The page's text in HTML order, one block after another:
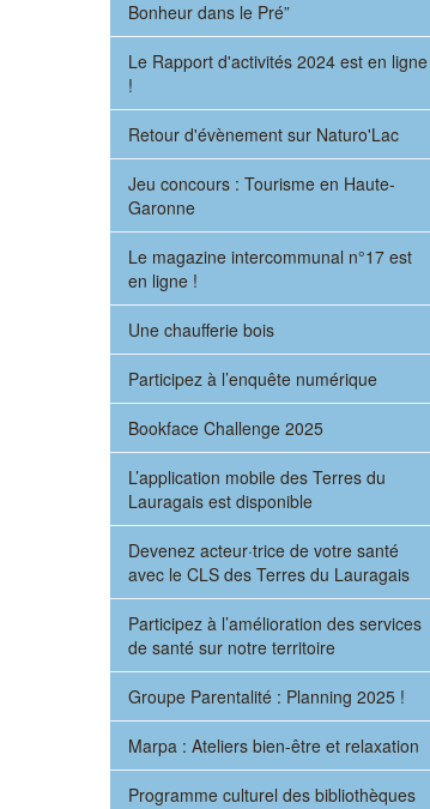
Bonheur dans le Pré”
Le Rapport d'activités 2024 est en ligne
!
Retour d'évènement sur Naturo'Lac
Jeu concours : Tourisme en Haute-
Garonne
Le magazine intercommunal n°17 est
en ligne !
Une chaufferie bois
Participez à l’enquête numérique
Bookface Challenge 2025
L’application mobile des Terres du
Lauragais est disponible
Devenez acteur·trice de votre santé
avec le CLS des Terres du Lauragais
Participez à l’amélioration des services
de santé sur notre territoire
Groupe Parentalité : Planning 2025 !
Marpa : Ateliers bien-être et relaxation
Programme culturel des bibliothèques